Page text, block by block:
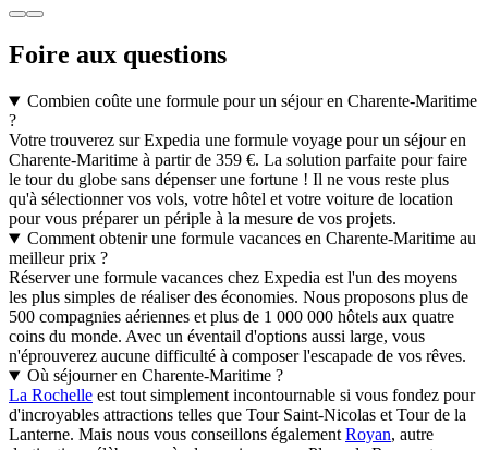
Foire aux questions
Combien coûte une formule pour un séjour en Charente-Maritime
?
Votre trouverez sur Expedia une formule voyage pour un séjour en
Charente-Maritime à partir de 359 €. La solution parfaite pour faire
le tour du globe sans dépenser une fortune ! Il ne vous reste plus
qu'à sélectionner vos vols, votre hôtel et votre voiture de location
pour vous préparer un périple à la mesure de vos projets.
Comment obtenir une formule vacances en Charente-Maritime au
meilleur prix ?
Réserver une formule vacances chez Expedia est l'un des moyens
les plus simples de réaliser des économies. Nous proposons plus de
500 compagnies aériennes et plus de 1 000 000 hôtels aux quatre
coins du monde. Avec un éventail d'options aussi large, vous
n'éprouverez aucune difficulté à composer l'escapade de vos rêves.
Où séjourner en Charente-Maritime ?
La Rochelle est tout simplement incontournable si vous fondez pour
d'incroyables attractions telles que Tour Saint-Nicolas et Tour de la
Lanterne. Mais nous vous conseillons également Royan, autre